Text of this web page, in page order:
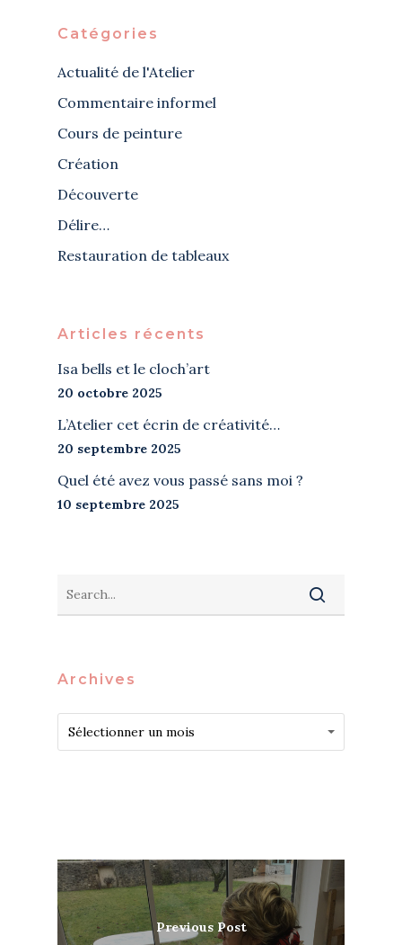
Catégories
Actualité de l'Atelier
Commentaire informel
Cours de peinture
Création
Découverte
Délire…
Restauration de tableaux
Articles récents
Isa bells et le cloch’art
20 octobre 2025
L’Atelier cet écrin de créativité…
20 septembre 2025
Quel été avez vous passé sans moi ?
10 septembre 2025
Archives
Archives
Sélectionner un mois
Archives
Previous Post